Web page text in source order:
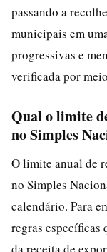
passando a
municipais em
progressivas e
verificada por
Qual o limite
no Simples
O limite anual de
no Simples
calendário. Para
regras específicas
da receita de